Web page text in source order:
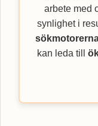
arbete med
synlighet i
kan leda till